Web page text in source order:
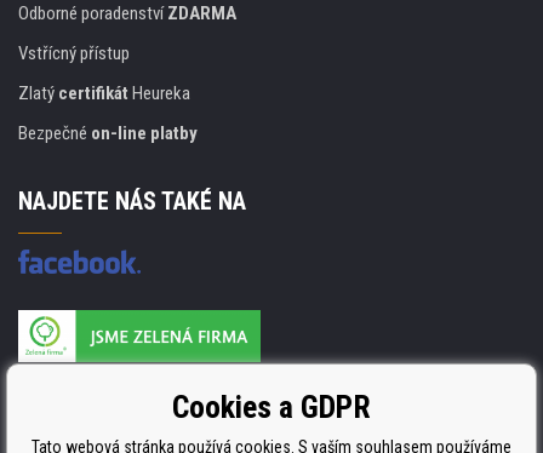
Odborné poradenstvíZDARMA
Vstřícný přístup
Zlatý certifikát Heureka
Bezpečné on-line platby
NAJDETE NÁS TAKÉ NA
ISO 9001. ISO 14001 a STMC.Cookies a GDPR
Tato webová stránka používá cookies. S vaším souhlasem používáme